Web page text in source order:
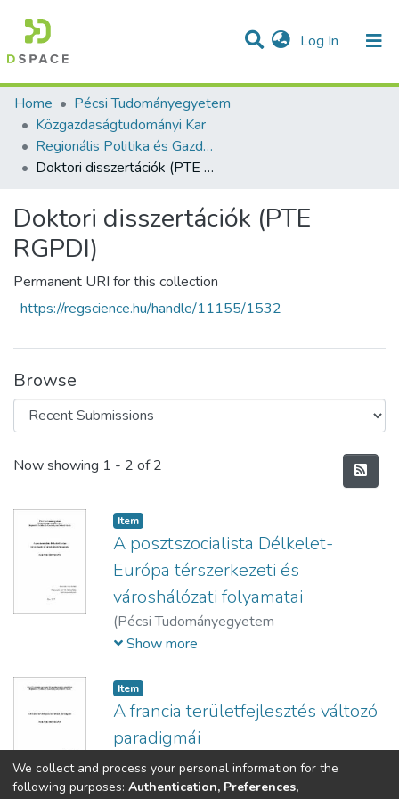
Log In (current)
Communities & Collections
Statistics
All of DSpace
Home
Pécsi Tudományegyetem
Közgazdaságtudományi Kar
Regionális Politika és Gazdaságtan Doktori Iskola
Doktori disszertációk (PTE RGPDI)
Doktori disszertációk (PTE
RGPDI)
Permanent URI for this collection
https://regscience.hu/handle/11155/1532
Browse
Recent Submissions
Now showing 1 - 2 of 2
Item
A posztszocialista Délkelet-
Európa térszerkezeti és
városhálózati folyamatai
(Pécsi Tudományegyetem
Közgazdaságtudományi Kar,
Show more
Item
A francia területfejlesztés változó
paradigmái
(Pécsi Tudományegyetem
Közgazdaságtudományi Kar Regionális
We collect and process your personal information for the
following purposes: Authentication, Preferences,